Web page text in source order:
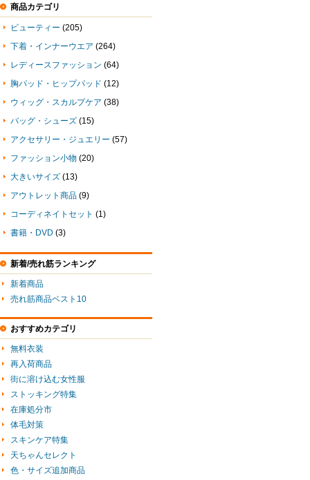
商品カテゴリ
ビューティー (205)
下着・インナーウエア (264)
レディースファッション (64)
胸パッド・ヒップパッド (12)
ウィッグ・スカルプケア (38)
バッグ・シューズ (15)
アクセサリー・ジュエリー (57)
ファッション小物 (20)
大きいサイズ (13)
アウトレット商品 (9)
コーディネイトセット (1)
書籍・DVD (3)
新着/売れ筋ランキング
新着商品
売れ筋商品ベスト10
おすすめカテゴリ
無料衣装
再入荷商品
街に溶け込む女性服
ストッキング特集
在庫処分市
体毛対策
スキンケア特集
天ちゃんセレクト
色・サイズ追加商品